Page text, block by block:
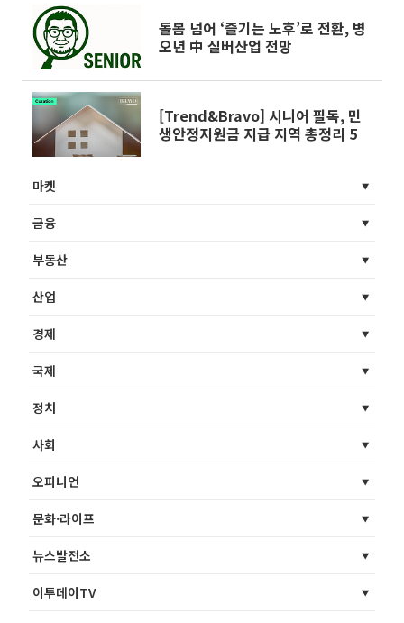
돌봄 넘어 ‘즐기는 노후’로 전환, 병
오년 中 실버산업 전망
[Trend&Bravo] 시니어 필독, 민
생안정지원금 지급 지역 총정리 5
마켓
금융
부동산
산업
경제
국제
정치
사회
오피니언
문화·라이프
뉴스발전소
이투데이TV